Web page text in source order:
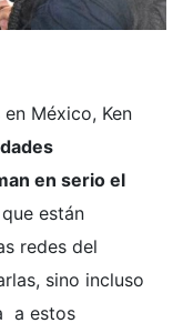
México, Ken
en serio el
están
redes del
sino incluso
a estos